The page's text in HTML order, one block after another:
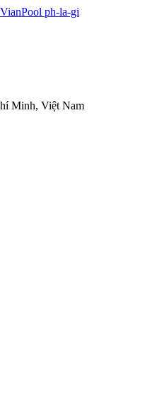
Minh, Việt Nam